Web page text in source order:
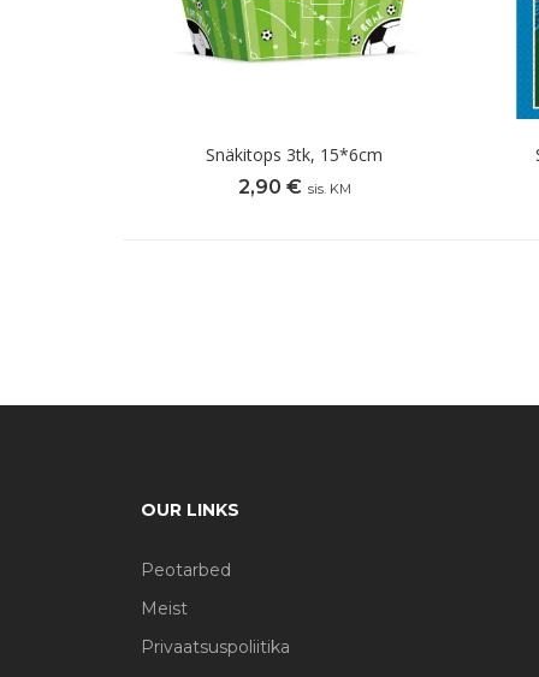
Snäkitops 3tk, 15*6cm
2,90 € sis. KM
OUR LINKS
Peotarbed
Meist
Privaatsuspoliitika